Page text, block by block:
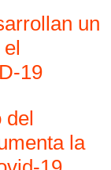
un
19
del
la